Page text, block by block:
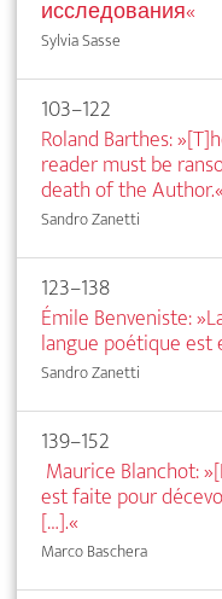
исследования«
Sylvia Sasse
103–122
Roland Barthes:
reader must be
death of the Author.«
Sandro Zanetti
123–138
Émile Benveniste:
langue poétique est
Sandro Zanetti
139–152
Maurice Blanchot:
est faite pour
[…].«
Marco Baschera